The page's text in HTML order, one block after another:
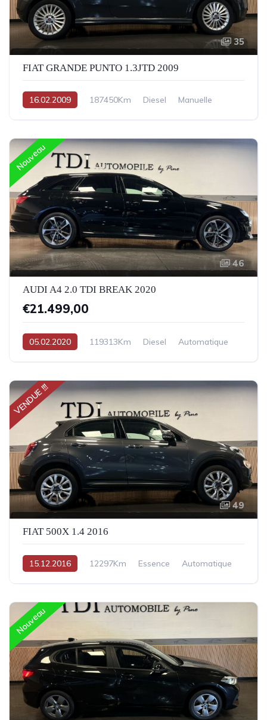
35
FIAT GRANDE PUNTO 1.3JTD 2009
16.02.2009 187450Km Diesel Manuelle
Nouveau
46
AUDI A4 2.0 TDI BREAK 2020
€21.499,00
05.02.2020 119313Km Diesel Automatique
VENDUE !!!
49
FIAT 500X 1.4 2016
15.12.2016 12297Km Essence Automatique
Nouveau